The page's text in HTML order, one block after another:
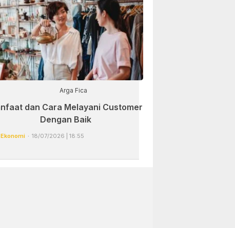
Arga Fica
dan Cara Melayani Customer
Dengan Baik
Ekonomi 18/07/2026 | 18:55